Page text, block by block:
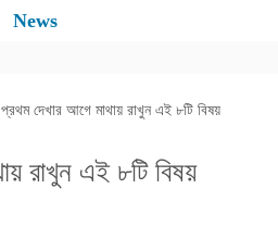
News
প্রথম দেখার আগে মাথায় রাখুন এই ৮টি বিষয়
রাখুন এই ৮টি বিষয়